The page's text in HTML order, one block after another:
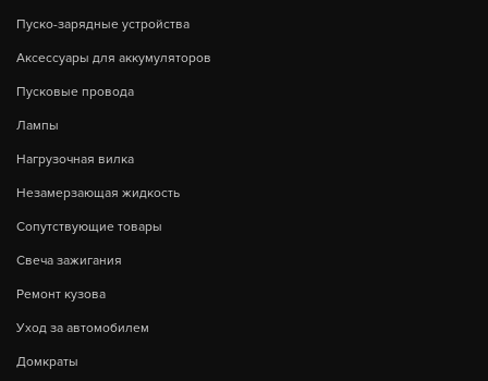
Пуско-зарядные устройства
Аксессуары для аккумуляторов
Пусковые провода
Лампы
Нагрузочная вилка
Незамерзающая жидкость
Сопутствующие товары
Свеча зажигания
Ремонт кузова
Уход за автомобилем
Домкраты